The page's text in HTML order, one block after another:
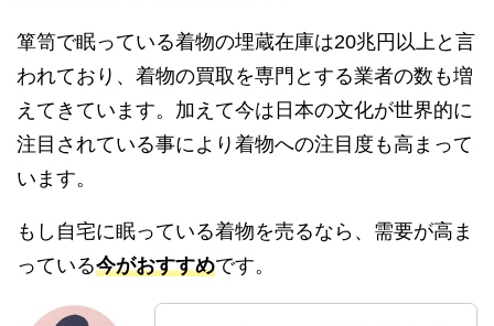
箪笥で眠っている着物の埋蔵在庫は20兆円以上と言
われており、着物の買取を専門とする業者の数も増
えてきています。加えて今は日本の文化が世界的に
注目されている事により着物への注目度も高まって
います。
もし自宅に眠っている着物を売るなら、需要が高ま
っている今がおすすめです。